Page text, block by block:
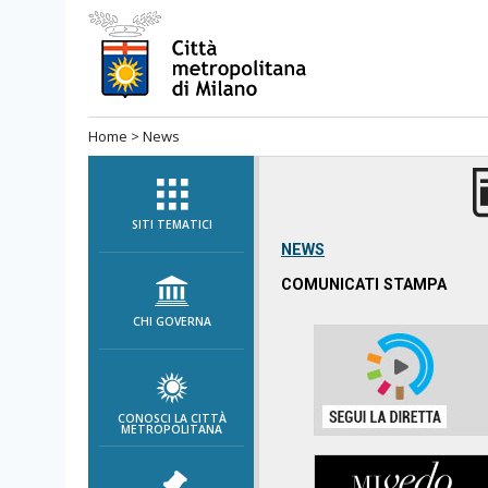
Salta
al
menù
navigazione
Salta
al
menù
navigazione
interna
Salta
contenuto
Salta
Home > News
SITI TEMATICI
CHI GOVERNA
CONOSCI LA CITTÀ
METROPOLITANA
NEWS
COMUNICATI STAMPA